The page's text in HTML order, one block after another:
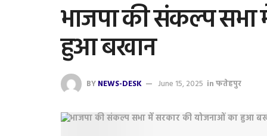
भाजपा की संकल्प
हुआ बखान
BYNEWS-DESK June 15, 2025 inफतेहपुर